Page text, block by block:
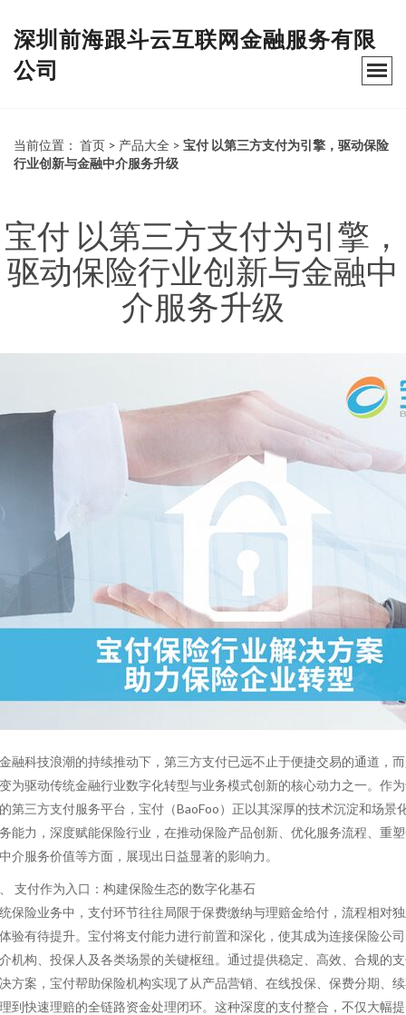
深圳前海跟斗云互联网金融服务有限
公司
当前位置： 首页 > 产品大全 > 宝付 以第三方支付为引擎，驱动保险
行业创新与金融中介服务升级
宝付 以第三方支付为引擎，
驱动保险行业创新与金融中
介服务升级
融科技浪潮的持续推动下，第三方支付已远不止于便捷交易的通道，
为驱动传统金融行业数字化转型与业务模式创新的核心动力之一。作
第三方支付服务平台，宝付（BaoFoo）正以其深厚的技术沉淀和场景
能力，深度赋能保险行业，在推动保险产品创新、优化服务流程、重
介服务价值等方面，展现出日益显著的影响力。
支付作为入口：构建保险生态的数字化基石
保险业务中，支付环节往往局限于保费缴纳与理赔金给付，流程相对
验有待提升。宝付将支付能力进行前置和深化，使其成为连接保险公
机构、投保人及各类场景的关键枢纽。通过提供稳定、高效、合规的
方案，宝付帮助保险机构实现了从产品营销、在线投保、保费分期、
到快速理赔的全链路资金处理闭环。这种深度的支付整合，不仅大幅